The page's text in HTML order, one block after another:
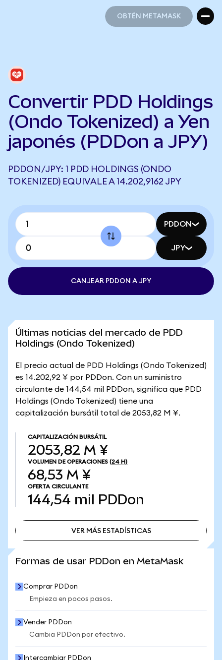
OBTÉN METAMASK
Convertir PDD Holdings
(Ondo Tokenized) a Yen
japonés (PDDon a JPY)
PDDON/JPY: 1 PDD HOLDINGS (ONDO
TOKENIZED) EQUIVALE A 14.202,9162 JPY
PDDON
JPY
CANJEAR PDDON A JPY
Últimas noticias del mercado de PDD
Holdings (Ondo Tokenized)
El precio actual de PDD Holdings (Ondo Tokenized)
es 14.202,92 ¥ por PDDon. Con un suministro
circulante de 144,54 mil PDDon, significa que PDD
Holdings (Ondo Tokenized) tiene una
capitalización bursátil total de 2053,82 M ¥.
CAPITALIZACIÓN BURSÁTIL
2053,82 M ¥
VOLUMEN DE OPERACIONES (24 H)
68,53 M ¥
OFERTA CIRCULANTE
144,54 mil PDDon
VER MÁS ESTADÍSTICAS
Formas de usar PDDon en MetaMask
Comprar PDDon
Empieza en pocos pasos.
Vender PDDon
Cambia PDDon por efectivo.
Intercambiar PDDon